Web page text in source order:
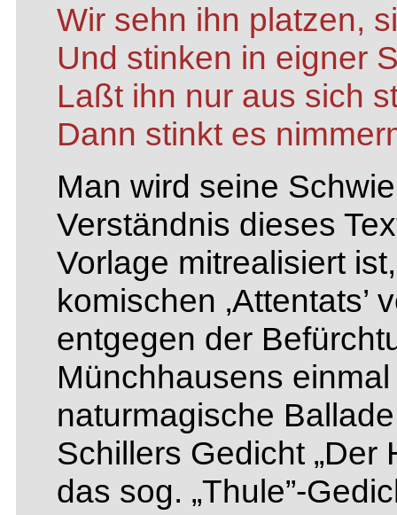
Wir sehn ihn platzen,
Und stinken in eigner
Laßt ihn nur aus sich
Dann stinkt es
Man wird seine
Verständnis dieses
Vorlage mitrealisiert
komischen ‚Attentats’
entgegen der
Münchhausens
naturmagische
Schillers Gedicht „Der
das sog. „Thule”-